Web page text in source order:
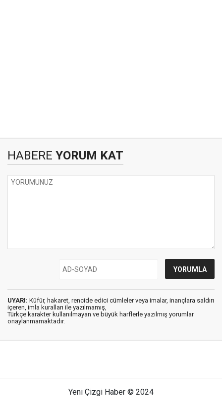
HABERE YORUM KAT
UYARI: Küfür, hakaret, rencide edici cümleler veya imalar, inançlara saldırı
içeren, imla kuralları ile yazılmamış,
Türkçe karakter kullanılmayan ve büyük harflerle yazılmış yorumlar
onaylanmamaktadır.
Yeni Çizgi Haber © 2024